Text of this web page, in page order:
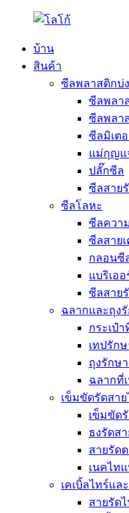
บ้าน
สินค้า
ซีลพลาสติกบ่
ซีลพลา
ซีลพลา
ซีลมิเต
แม่กุญแ
ปลั๊กซีล
ซีลสาย
ซีลโลหะ
ซีลควา
ซีลสายเ
กลอนซี
แบริเอ
ซีลสาย
ฉลากและถุง
กระเป๋
เทปรัก
ถุงรักษ
ฉลากที่
เข็มขัดรัดสาย
เข็มขัด
ธงรัดส
สายรัด
เนคไท
เคเบิ้ลไทร์แล
สายรัด